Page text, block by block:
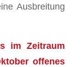
Ausbreitung
im Zeitraum
offenes